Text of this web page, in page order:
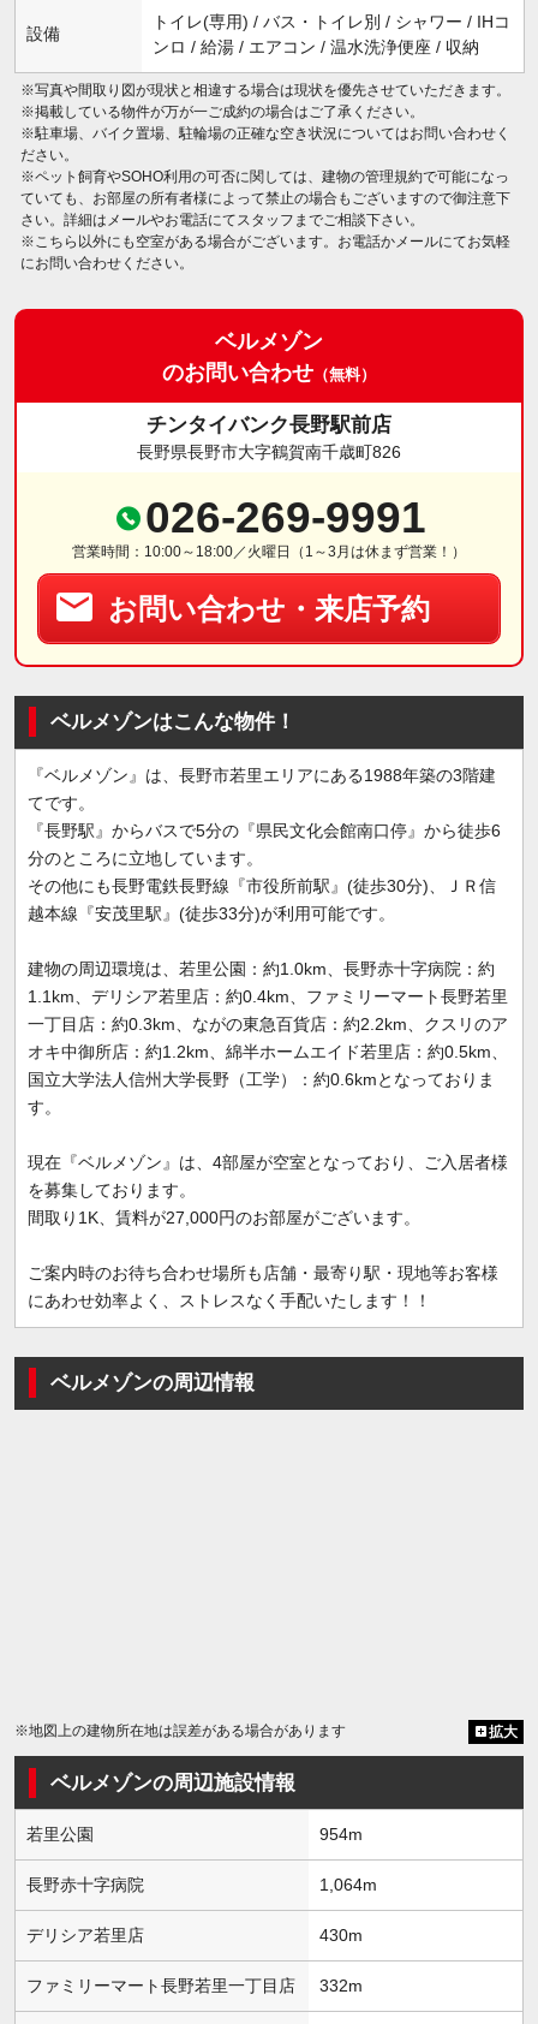
設備
トイレ(専用) / バス・トイレ別 / シャワー / IHコ
ンロ / 給湯 / エアコン / 温水洗浄便座 / 収納
※写真や間取り図が現状と相違する場合は現状を優先させていただきます。
※掲載している物件が万が一ご成約の場合はご了承ください。
※駐車場、バイク置場、駐輪場の正確な空き状況についてはお問い合わせく
ださい。
※ペット飼育やSOHO利用の可否に関しては、建物の管理規約で可能になっ
ていても、お部屋の所有者様によって禁止の場合もございますので御注意下
さい。詳細はメールやお電話にてスタッフまでご相談下さい。
※こちら以外にも空室がある場合がございます。お電話かメールにてお気軽
にお問い合わせください。
ベルメゾン
のお問い合わせ （無料）
チンタイバンク長野駅前店
長野県長野市大字鶴賀南千歳町826
026-269-9991
営業時間：10:00～18:00／火曜日（1～3月は休まず営業！）
お問い合わせ・来店予約
ベルメゾンはこんな物件！
『ベルメゾン』は、長野市若里エリアにある1988年築の3階建
てです。
『長野駅』からバスで5分の『県民文化会館南口停』から徒歩6
分のところに立地しています。
その他にも長野電鉄長野線『市役所前駅』(徒歩30分)、ＪＲ信
越本線『安茂里駅』(徒歩33分)が利用可能です。
建物の周辺環境は、若里公園：約1.0km、長野赤十字病院：約
1.1km、デリシア若里店：約0.4km、ファミリーマート長野若里
一丁目店：約0.3km、ながの東急百貨店：約2.2km、クスリのア
オキ中御所店：約1.2km、綿半ホームエイド若里店：約0.5km、
国立大学法人信州大学長野（工学）：約0.6kmとなっておりま
す。
現在『ベルメゾン』は、4部屋が空室となっており、ご入居者様
を募集しております。
間取り1K、賃料が27,000円のお部屋がございます。
ご案内時のお待ち合わせ場所も店舗・最寄り駅・現地等お客様
にあわせ効率よく、ストレスなく手配いたします！！
ベルメゾンの周辺情報
※地図上の建物所在地は誤差がある場合があります 拡大
ベルメゾンの周辺施設情報
若里公園 954m
長野赤十字病院 1,064m
デリシア若里店 430m
ファミリーマート長野若里一丁目店 332m